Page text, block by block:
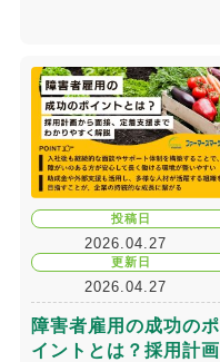
投稿日
2026.04.27
更新日
2026.04.27
障害者雇用の成功のポ
イントとは？採用計画